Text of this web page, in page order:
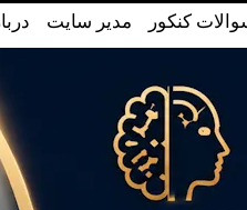
کنکور مدیر سایت